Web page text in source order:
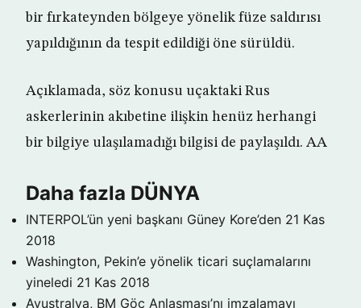
bir fırkateynden bölgeye yönelik füze saldırısı
yapıldığının da tespit edildiği öne sürüldü.
Açıklamada, söz konusu uçaktaki Rus
askerlerinin akıbetine ilişkin henüz herhangi
bir bilgiye ulaşılamadığı bilgisi de paylaşıldı. AA
Daha fazla DÜNYA
INTERPOL’ün yeni başkanı Güney Kore’den 21 Kas
2018
Washington, Pekin’e yönelik ticari suçlamalarını
yineledi 21 Kas 2018
Avustralya, BM Göç Anlaşması’nı imzalamayı